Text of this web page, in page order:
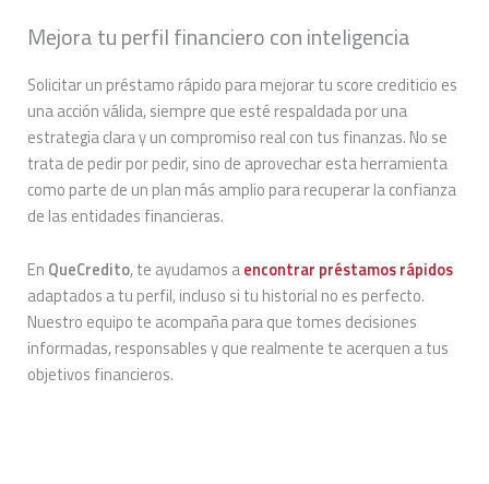
Mejora tu perfil financiero con inteligencia
Solicitar un préstamo rápido para mejorar tu score crediticio es
una acción válida, siempre que esté respaldada por una
estrategia clara y un compromiso real con tus finanzas. No se
trata de pedir por pedir, sino de aprovechar esta herramienta
como parte de un plan más amplio para recuperar la confianza
de las entidades financieras.
En QueCredito, te ayudamos aencontrar préstamos rápidos
adaptados a tu perfil, incluso si tu historial no es perfecto.
Nuestro equipo te acompaña para que tomes decisiones
informadas, responsables y que realmente te acerquen a tus
objetivos financieros.